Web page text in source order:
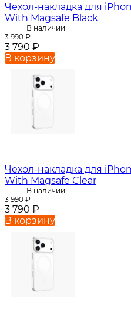
Чехол-накладка для
With Magsafe Black
В наличии
3 990 ₽
3 790 ₽
В корзину
Чехол-накладка для
With Magsafe Clear
В наличии
3 990 ₽
3 790 ₽
В корзину